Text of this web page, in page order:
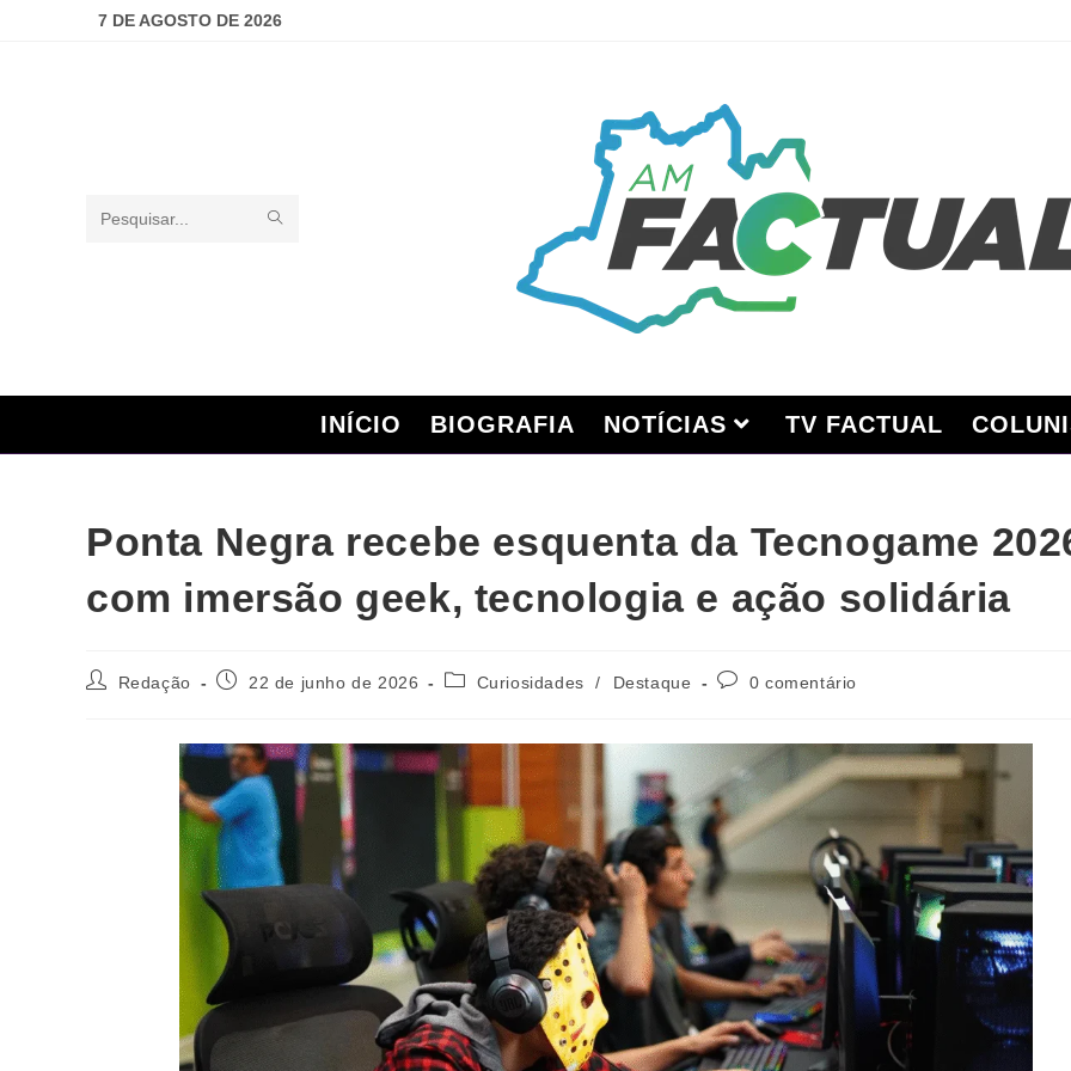
7 DE AGOSTO DE 2026
Pesquisar
INÍCIO BIOGRAFIA NOTÍCIAS TV FACTUAL
Ponta Negra recebe esquenta da Tecnogame
com imersão geek, tecnologia e ação solidária
Redação 22 de junho de 2026 Curiosidades / Destaque 0 comentário